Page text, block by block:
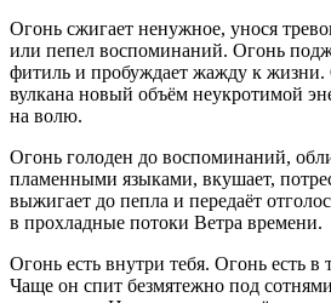
Огонь сжигает ненужное, унося
или пепел воспоминаний. Огонь
фитиль и пробуждает жажду к жизни.
вулкана новый объём неукротимой
на волю.
Огонь голоден до воспоминаний,
пламенными языками, вкушает,
выжигает до пепла и передаёт
в прохладные потоки Ветра времени.
Огонь есть внутри тебя. Огонь есть в
Чаще он спит безмятежно под